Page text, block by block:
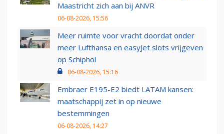
Maastricht zich aan bij ANVR
06-08-2026, 15:56
Meer ruimte voor vracht doordat onder
meer Lufthansa en easyJet slots vrijgeven
op Schiphol
06-08-2026, 15:16
Embraer E195-E2 biedt LATAM kansen:
maatschappij zet in op nieuwe
bestemmingen
06-08-2026, 14:27